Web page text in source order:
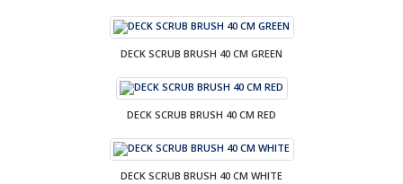
DECK SCRUB BRUSH 40 CM GREEN
DECK SCRUB BRUSH 40 CM RED
DECK SCRUB BRUSH 40 CM WHITE